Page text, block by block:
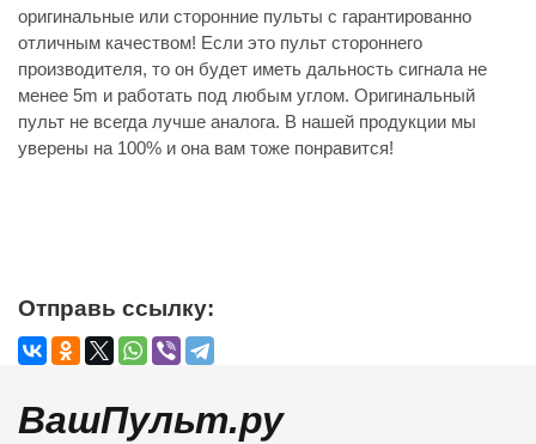
оригинальные или сторонние пульты с гарантированно
отличным качеством! Если это пульт стороннего
производителя, то он будет иметь дальность сигнала не
менее 5m и работать под любым углом. Оригинальный
пульт не всегда лучше аналога. В нашей продукции мы
уверены на 100% и она вам тоже понравится!
Отправь ссылку:
ВашПульт.ру